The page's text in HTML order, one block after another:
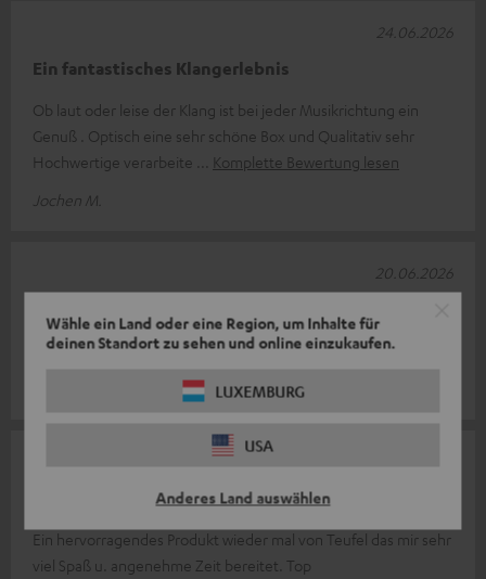
Wähle ein Land oder eine Region, um Inhalte für
deinen Standort zu sehen und online einzukaufen.
LUXEMBURG
USA
Anderes Land auswählen
Ein fantastisches Klangerlebnis
Ob laut oder leise der Klang ist bei jeder Musikrichtung ein
Genuß . Optisch eine sehr schöne Box und Qualitativ sehr
Hochwertige verarbeite
Komplette Bewertung lesen
Jochen M.
24.06.2026
Top Produkt
20.06.2026
Ein hervorragendes Produkt wieder mal von Teufel das mir sehr
viel Spaß u. angenehme Zeit bereitet. Top